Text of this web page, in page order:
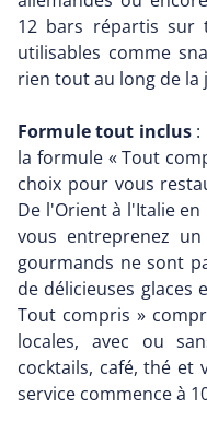
12 bars répartis sur
utilisables comme
rien tout au long de la
Formule tout inclus:
la formule « Tout
choix pour vous
De l'Orient à l'Italie
vous entreprenez
gourmands ne sont
de délicieuses glaces
Tout compris »
locales, avec ou
cocktails, café, thé et
service commence à